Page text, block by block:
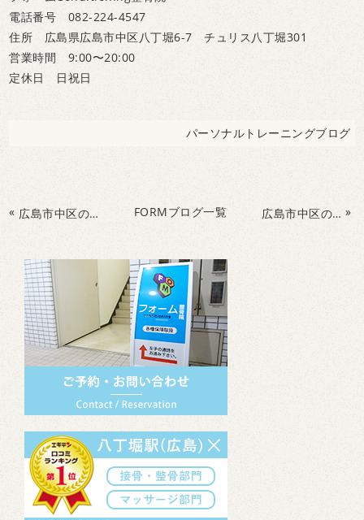
電話番号 082-224-4547
住所 広島県広島市中区八丁堀6-7 チュリス八丁堀301
営業時間 9:00〜20:00
定休日 日祝日
パーソナルトレーニングブログ
« 広島市中区のフォームConditioning整骨院でビジョントレーニングを受けてみよう FORMブログ一覧 広島市中区のフォームConditioning整骨院でパーソナルトレーニング&整体 »